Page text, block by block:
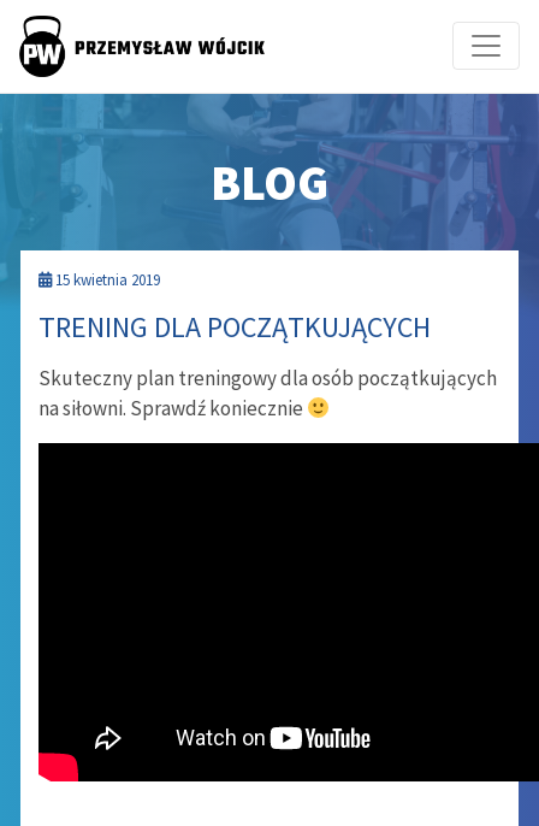
BLOG
15 kwietnia 2019
TRENING DLA POCZĄTKUJĄCYCH
Skuteczny plan treningowy dla osób początkujących
na siłowni. Sprawdź koniecznie